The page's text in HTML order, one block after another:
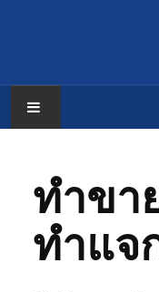
วิดิโองานนายทอม
ภาพนิ่งงานนายทอ
ทำขา
ทำแจ